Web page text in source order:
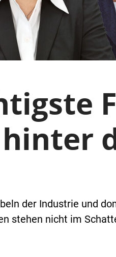
der Industrie und
stehen nicht im